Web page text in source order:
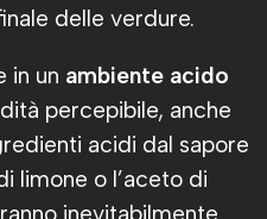
delle verdure.
in un ambiente acido
percepibile, anche
acidi dal sapore
limone o l’aceto di